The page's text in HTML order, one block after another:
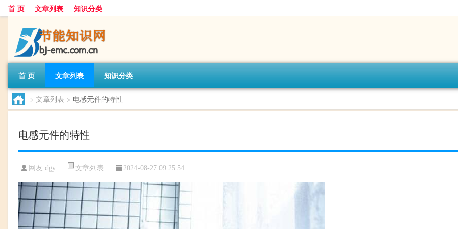
首 页 文章列表 知识分类
首 页 文章列表 知识分类
> 文章列表 > 电感元件的特性
电感元件的特性
网友:dgy 文章列表 2024-08-27 09:25:54